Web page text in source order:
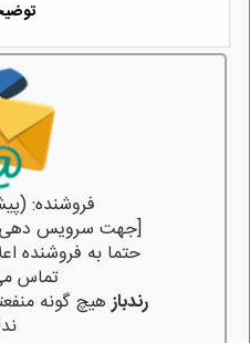
فروشنده:
[جهت سرویس دهی
حتما به فروشنده
تماس
رندبازهیچ گونه